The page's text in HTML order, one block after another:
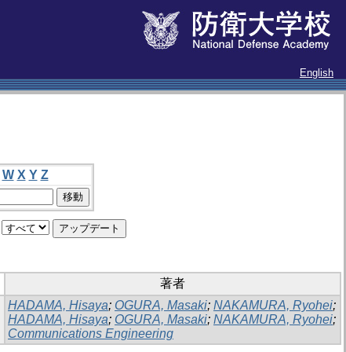
English
W X Y Z
著者
HADAMA, Hisaya; OGURA, Masaki; NAKAMURA, Ryohei;
HADAMA, Hisaya; OGURA, Masaki; NAKAMURA, Ryohei;
Communications Engineering